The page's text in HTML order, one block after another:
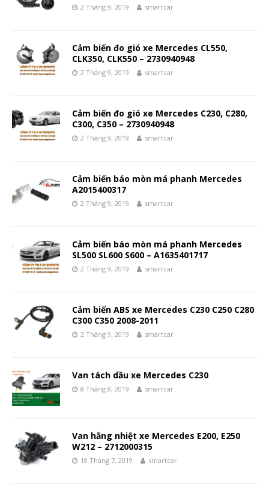
2 Tháng 9, 2019 smartcar
Cảm biến đo gió xe Mercedes CL550,
CLK350, CLK550 – 2730940948
2 Tháng 9, 2019 smartcar
Cảm biến đo gió xe Mercedes C230, C280,
C300, C350 – 2730940948
2 Tháng 9, 2019 smartcar
Cảm biến báo mòn má phanh Mercedes
A2015400317
2 Tháng 9, 2019 smartcar
Cảm biến báo mòn má phanh Mercedes
SL500 SL600 S600 – A1635401717
2 Tháng 9, 2019 smartcar
Cảm biến ABS xe Mercedes C230 C250 C280
C300 C350 2008-2011
2 Tháng 9, 2019 smartcar
Van tách dầu xe Mercedes C230
8 Tháng 8, 2019 smartcar
Van hằng nhiệt xe Mercedes E200, E250
W212 – 2712000315
18 Tháng 7, 2019 smartcar